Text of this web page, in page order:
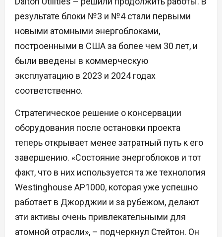
результате блоки №3 и №4 стали первыми
новыми атомными энергоблоками,
построенными в США за более чем 30 лет, и
были введены в коммерческую
эксплуатацию в 2023 и 2024 годах
соответственно.
Стратегическое решение о консервации
оборудования после остановки проекта
теперь открывает менее затратный путь к его
завершению. «Состояние энергоблоков и тот
факт, что в них используется та же технология
Westinghouse AP1000, которая уже успешно
работает в Джорджии и за рубежом, делают
эти активы очень привлекательными для
атомной отрасли», – подчеркнул Стейтон. Он